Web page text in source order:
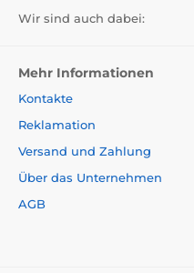
Wir sind auch dabei:
Mehr Informationen
Kontakte
Reklamation
Versand und Zahlung
Über das Unternehmen
AGB